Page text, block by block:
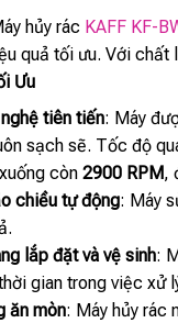
hủy rác KAFF KF-
quả tối ưu. Với chất
Ưu
tiên tiến: Máy
sạch sẽ. Tốc độ
còn 2900 RPM,
chiều tự động: Máy
lắp đặt và vệ sinh:
gian trong việc xử
ăn mòn: Máy hủy rác